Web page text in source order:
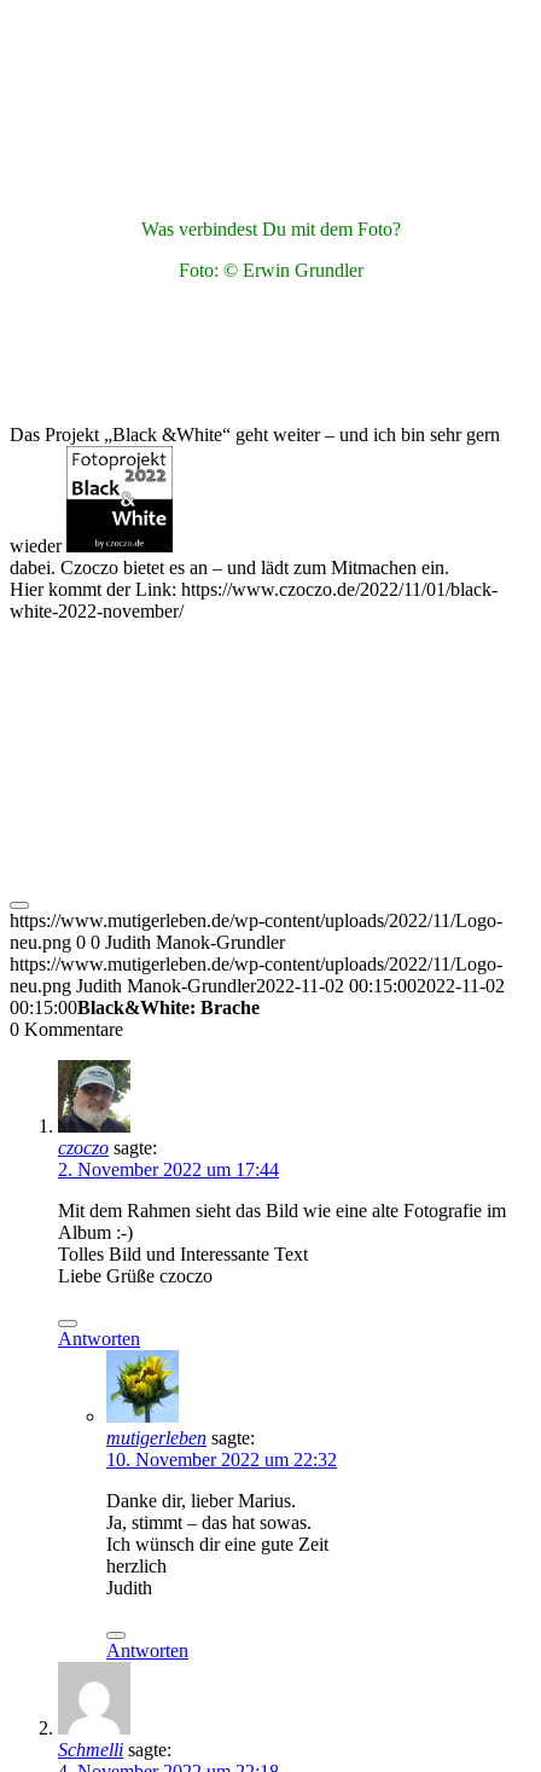
Was verbindest Du mit dem Foto?
Foto: © Erwin Grundler
Das Projekt „Black &White“ geht weiter – und ich bin sehr gern
wieder
dabei. Czoczo bietet es an – und lädt zum Mitmachen ein.
Hier kommt der Link: https://www.czoczo.de/2022/11/01/black-
white-2022-november/
https://www.mutigerleben.de/wp-content/uploads/2022/11/Logo-
neu.png 0 0 Judith Manok-Grundler
https://www.mutigerleben.de/wp-content/uploads/2022/11/Logo-
neu.png Judith Manok-Grundler2022-11-02 00:15:002022-11-02
00:15:00Black&White: Brache
0 Kommentare
czoczo sagte:
2. November 2022 um 17:44
Mit dem Rahmen sieht das Bild wie eine alte Fotografie im
Album :-)
Tolles Bild und Interessante Text
Liebe Grüße czoczo
Antworten
mutigerleben sagte:
10. November 2022 um 22:32
Danke dir, lieber Marius.
Ja, stimmt – das hat sowas.
Ich wünsch dir eine gute Zeit
herzlich
Judith
Antworten
Schmelli sagte: